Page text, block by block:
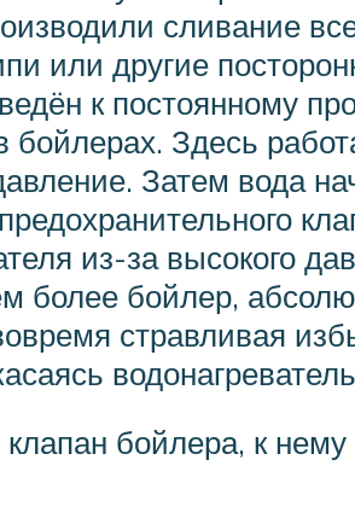
сливание
или другие
к постоянному
Здесь
Затем вода
из-за высокого
более бойлер,
стравливая
бойлера, к нему